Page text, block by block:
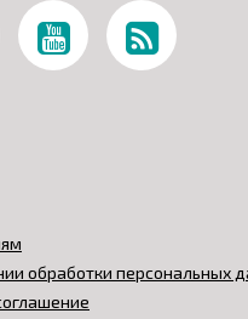
обработки персональных